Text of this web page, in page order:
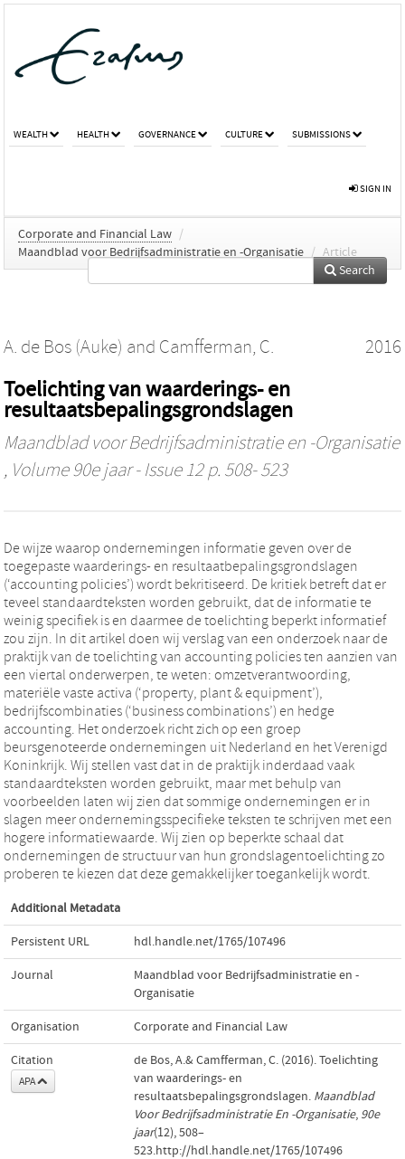
WEALTH HEALTH GOVERNANCE CULTURE SUBMISSIONS
SIGN IN
Corporate and Financial Law /
Maandblad voor Bedrijfsadministratie en -Organisatie / Article
Search
A. de Bos (Auke) and Camfferman, C. 2016
Toelichting van waarderings- en
resultaatsbepalingsgrondslagen
Maandblad voor Bedrijfsadministratie en -Organisatie
, Volume 90e jaar - Issue 12 p. 508- 523
De wijze waarop ondernemingen informatie geven over de
toegepaste waarderings- en resultaatbepalingsgrondslagen
(‘accounting policies’) wordt bekritiseerd. De kritiek betreft dat er
teveel standaardteksten worden gebruikt, dat de informatie te
weinig specifiek is en daarmee de toelichting beperkt informatief
zou zijn. In dit artikel doen wij verslag van een onderzoek naar de
praktijk van de toelichting van accounting policies ten aanzien van
een viertal onderwerpen, te weten: omzetverantwoording,
materiële vaste activa (‘property, plant & equipment’),
bedrijfscombinaties (‘business combinations’) en hedge
accounting. Het onderzoek richt zich op een groep
beursgenoteerde ondernemingen uit Nederland en het Verenigd
Koninkrijk. Wij stellen vast dat in de praktijk inderdaad vaak
standaardteksten worden gebruikt, maar met behulp van
voorbeelden laten wij zien dat sommige ondernemingen er in
slagen meer ondernemingsspecifieke teksten te schrijven met een
hogere informatiewaarde. Wij zien op beperkte schaal dat
ondernemingen de structuur van hun grondslagentoelichting zo
proberen te kiezen dat deze gemakkelijker toegankelijk wordt.
Additional Metadata
Persistent URL hdl.handle.net/1765/107496
Journal
Maandblad voor Bedrijfsadministratie en -
Organisatie
Organisation Corporate and Financial Law
Citation
APA
de Bos, A.& Camfferman, C. (2016). Toelichting
van waarderings- en
resultaatsbepalingsgrondslagen. Maandblad
Voor Bedrijfsadministratie En -Organisatie, 90e
jaar(12), 508–
523.http://hdl.handle.net/1765/107496